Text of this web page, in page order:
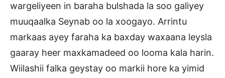
wargeliyeen in baraha bulshada la soo galiyey
muuqaalka Seynab oo la xoogayo. Arrintu
markaas ayey faraha ka baxday waxaana leysla
gaaray heer maxkamadeed oo looma kala harin.
Wiilashii falka geystay oo markii hore ka yimid